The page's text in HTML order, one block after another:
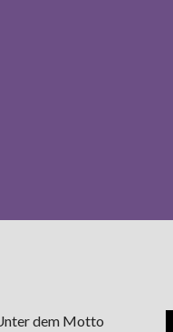
dem Motto